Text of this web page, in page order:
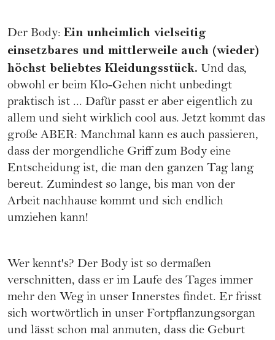
Der Body: Ein unheimlich vielseitig
einsetzbares und mittlerweile auch (wieder)
höchst beliebtes Kleidungsstück. Und das,
obwohl er beim Klo-Gehen nicht unbedingt
praktisch ist ... Dafür passt er aber eigentlich zu
allem und sieht wirklich cool aus. Jetzt kommt das
große ABER: Manchmal kann es auch passieren,
dass der morgendliche Griff zum Body eine
Entscheidung ist, die man den ganzen Tag lang
bereut. Zumindest so lange, bis man von der
Arbeit nachhause kommt und sich endlich
umziehen kann!
Wer kennt's? Der Body ist so dermaßen
verschnitten, dass er im Laufe des Tages immer
mehr den Weg in unser Innerstes findet. Er frisst
sich wortwörtlich in unser Fortpflanzungsorgan
und lässt schon mal anmuten, dass die Geburt